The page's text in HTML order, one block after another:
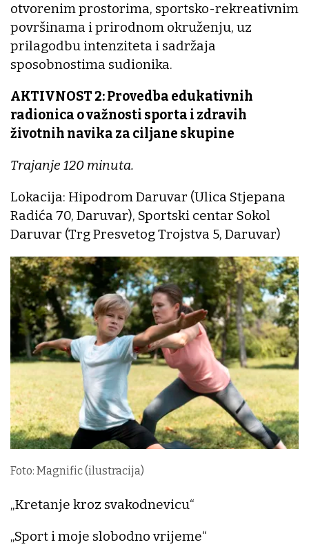
otvorenim prostorima, sportsko-rekreativnim
površinama i prirodnom okruženju, uz
prilagodbu intenziteta i sadržaja
sposobnostima sudionika.
AKTIVNOST 2: Provedba edukativnih
radionica o važnosti sporta i zdravih
životnih navika za ciljane skupine
Trajanje 120 minuta.
Lokacija: Hipodrom Daruvar (Ulica Stjepana
Radića 70, Daruvar), Sportski centar Sokol
Daruvar (Trg Presvetog Trojstva 5, Daruvar)
Foto: Magnific (ilustracija)
„Kretanje kroz svakodnevicu“
„Sport i moje slobodno vrijeme“